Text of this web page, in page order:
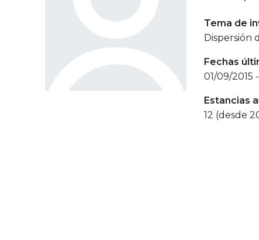
Tema de
Dispersión
Fechas
01/09/2015
Estancias
12 (desde